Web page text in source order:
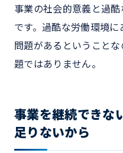
事業の社会的意義と過
です。過酷な労働環境
問題があるということ
題ではありません。
事業を継続できな
足りないから